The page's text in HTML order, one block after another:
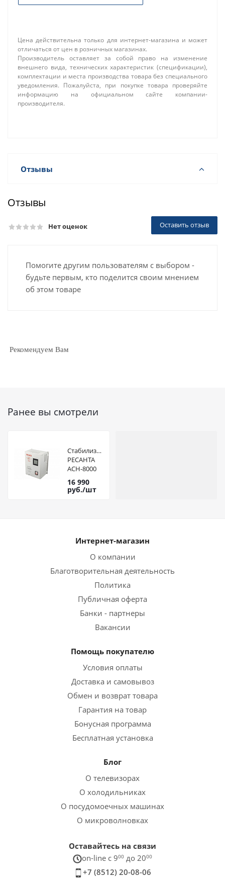
Цена действительна только для интернет-магазина и может
отличаться от цен в розничных магазинах.
Производитель оставляет за собой право на изменение
внешнего вида, технических характеристик (спецификации),
комплектации и места производства товара без специального
уведомления. Пожалуйста, при покупке товара проверяйте
информацию на официальном сайте компании-
производителя.
Отзывы
Отзывы
Нет оценок Оставить отзыв
Помогите другим пользователям с выбором -
будьте первым, кто поделится своим мнением
об этом товаре
Рекомендуем Вам
Ранее вы смотрели
Стабилизатор
РЕСАНТА
АСН-8000
Н/1-Ц LUX
16 990
руб./шт
Интернет-магазин
О компании
Благотворительная деятельность
Политика
Публичная оферта
Банки - партнеры
Вакансии
Помощь покупателю
Условия оплаты
Доставка и самовывоз
Обмен и возврат товара
Гарантия на товар
Бонусная программа
Бесплатная установка
Блог
О телевизорах
О холодильниках
О посудомоечных машинах
О микроволновках
Оставайтесь на связи
on-line c 900 до 2000
+7 (8512) 20-08-06